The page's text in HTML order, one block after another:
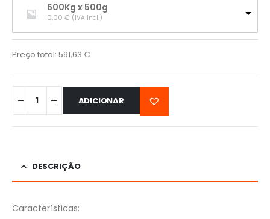
600Kg x 500g
0,00 € (IVA Incl.)
Preço total: 591,63 €
ADICIONAR
DESCRIÇÃO
Características: